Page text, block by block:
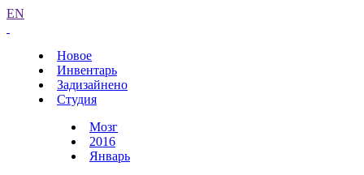
EN
Новое
Инвентарь
Задизайнено
Студия
Мозг
2016
Январь